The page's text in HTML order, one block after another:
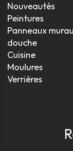
Nouveautés
Peintures
Panneaux
douche
Cuisine
Moulures
Verrières